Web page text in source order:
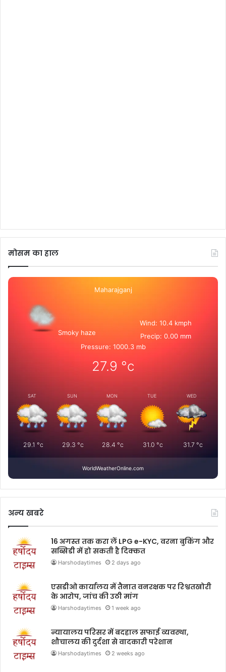
मोसम का हाल
Maharajganj
Smoky haze
Wind: 10.4 kmph
Precip: 0.00 mm
Pressure: 1000.3 mb
27.9 °c
SAT
29.1 °c
SUN
29.3 °c
MON
28.4 °c
TUE
31.0 °c
WED
31.7°c
WorldWeatherOnline.com
अन्य खबरे
16 अगस्त तक करा लें LPG e-KYC, वरना बुकिंग और
सब्सिडी में हो सकती है दिक्कत
Harshodaytimes 2 days ago
एसडीओ कार्यालय में तैनात वनरक्षक पर रिश्वतखोरी
के आरोप, जांच की उठी मांग
Harshodaytimes 1 week ago
न्यायालय परिसर में बदहाल सफाई व्यवस्था,
शौचालय की दुर्दशा से वादकारी परेशान
Harshodaytimes 2 weeks ago